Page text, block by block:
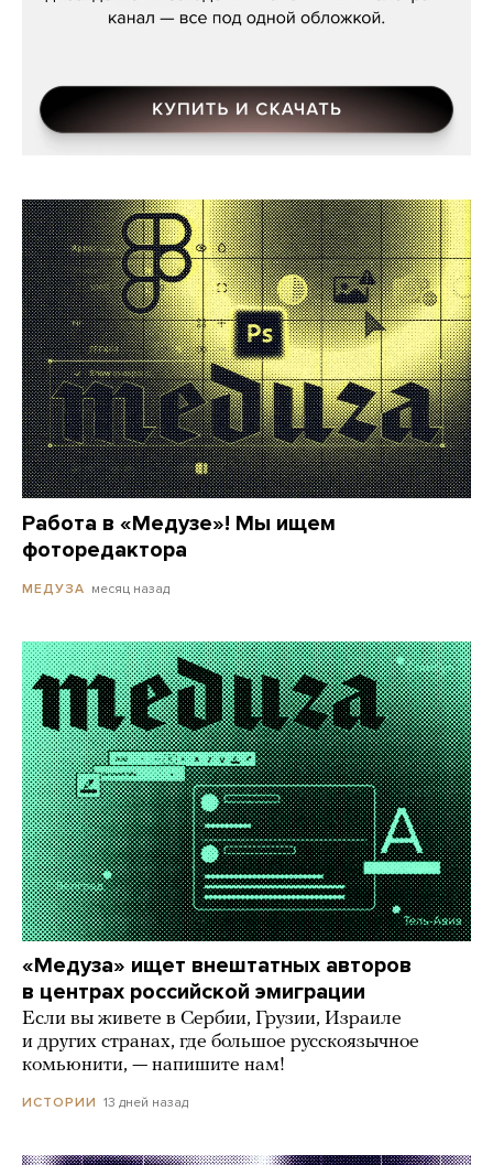
Работа в «Медузе»! Мы ищем
фоторедактора
МЕДУЗА месяц назад
«Медуза» ищет внештатных авторов
в центрах российской эмиграции
Если вы живете в Сербии, Грузии, Израиле
и других странах, где большое русскоязычное
комьюнити, — напишите нам!
ИСТОРИИ 13 дней назад